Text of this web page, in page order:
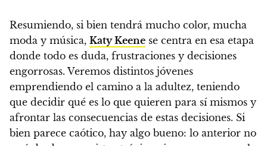
Resumiendo, si bien tendrá mucho color, mucha
moda y música, Katy Keene se centra en esa etapa
donde todo es duda, frustraciones y decisiones
engorrosas. Veremos distintos jóvenes
emprendiendo el camino a la adultez, teniendo
que decidir qué es lo que quieren para sí mismos y
afrontar las consecuencias de estas decisiones. Si
bien parece caótico, hay algo bueno: lo anterior no